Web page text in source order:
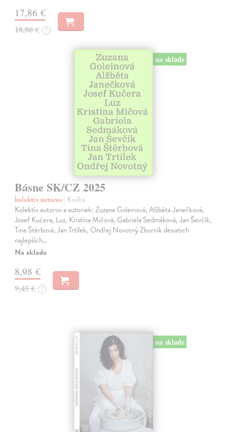
17,86 €
18,80 € ?
na sklade
Básne SK/CZ 2025
kolektív autorov| Kniha
Kolektív autorov a autoriek: Zuzana Goleinová, Alžběta Janečková,
Josef Kučera, Luz, Kristína Mičová, Gabriela Sedmáková, Jan Ševčík,
Tina Štěrbová, Jan Trtílek, Ondřej Novotný Zborník desiatich
najlepších…
Na sklade
8,98 €
9,45 € ?
na sklade